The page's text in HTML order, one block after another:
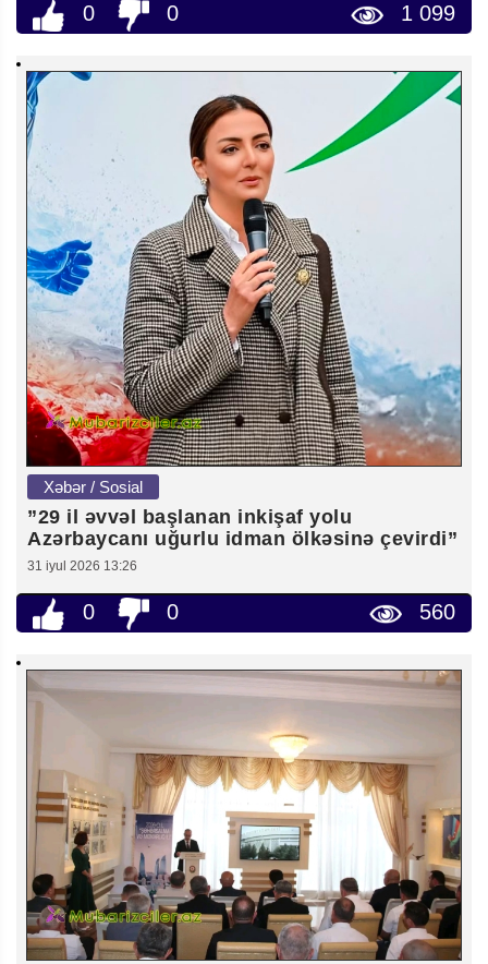
0 0 1 099
Xəbər / Sosial
”29 il əvvəl başlanan inkişaf yolu
Azərbaycanı uğurlu idman ölkəsinə çevirdi”
31 iyul 2026 13:26
0 0 560